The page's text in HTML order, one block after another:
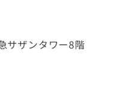
ザンタワー8階